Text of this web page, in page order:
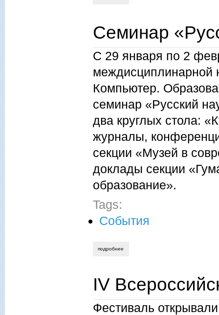
Семинар
С 29 января по 2
междисциплинарной
Компьютер.
семинар «Русский
два круглых стола:
журналы,
секции «Музей в
доклады секции
образование».
Tags:
События
подробнее
IV
Фестиваль